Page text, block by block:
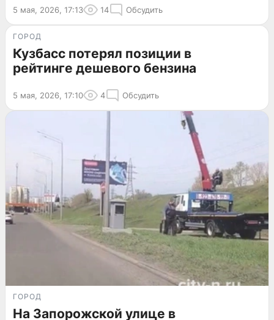
5 мая, 2026, 17:13 14 Обсудить
ГОРОД
Кузбасс потерял позиции в
рейтинге дешевого бензина
5 мая, 2026, 17:10 4 Обсудить
ГОРОД
На Запорожской улице в